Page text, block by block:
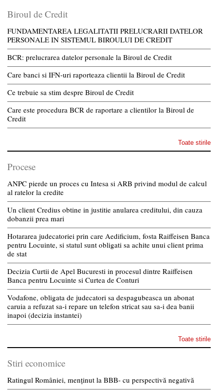
Biroul de Credit
FUNDAMENTAREA LEGALITATII PRELUCRARII DATELOR
PERSONALE IN SISTEMUL BIROULUI DE CREDIT
BCR: prelucrarea datelor personale la Biroul de Credit
Care banci si IFN-uri raporteaza clientii la Biroul de Credit
Ce trebuie sa stim despre Biroul de Credit
Care este procedura BCR de raportare a clientilor la Biroul de
Credit
Toate stirile
Procese
ANPC pierde un proces cu Intesa si ARB privind modul de calcul
al ratelor la credite
Un client Credius obtine in justitie anularea creditului, din cauza
dobanzii prea mari
Hotararea judecatoriei prin care Aedificium, fosta Raiffeisen Banca
pentru Locuinte, si statul sunt obligati sa achite unui client prima
de stat
Decizia Curtii de Apel Bucuresti in procesul dintre Raiffeisen
Banca pentru Locuinte si Curtea de Conturi
Vodafone, obligata de judecatori sa despagubeasca un abonat
caruia a refuzat sa-i repare un telefon stricat sau sa-i dea banii
inapoi (decizia instantei)
Toate stirile
Stiri economice
Ratingul României, menținut la BBB- cu perspectivă negativă